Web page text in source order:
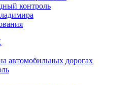
контроль
автомобильных дорогах